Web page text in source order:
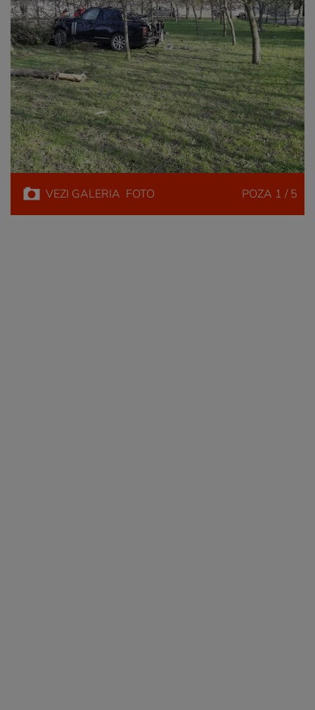
VEZI GALERIA FOTO POZA 1 / 5